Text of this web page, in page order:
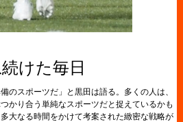
けた毎日
のスポーツだ」と黒田は語る。多くの人は、
かり合う単純なスポーツだと捉えているかも
大なる時間をかけて考案された緻密な戦略が